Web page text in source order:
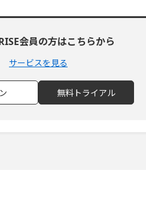
会員の方はこちらから
サービスを見る
無料トライアル